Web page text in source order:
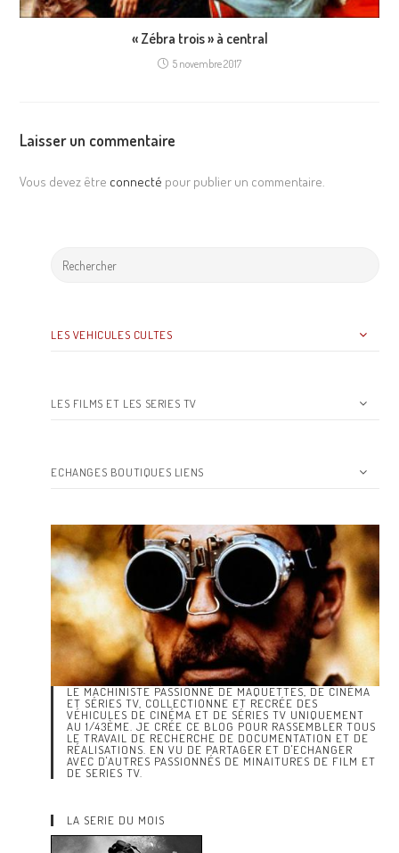
« Zébra trois » à central
5 novembre 2017
Laisser un commentaire
Vous devez être connecté pour publier un commentaire.
LES VEHICULES CULTES
LES FILMS ET LES SERIES TV
ECHANGES BOUTIQUES LIENS
LE MACHINISTE PASSIONNÉ DE MAQUETTES, DE CINÉMA
ET SÉRIES TV, COLLECTIONNE ET RECRÉE DES
VÉHICULES DE CINÉMA ET DE SÉRIES TV UNIQUEMENT
AU 1/43ÈME. JE CRÉE CE BLOG POUR RASSEMBLER TOUS
LE TRAVAIL DE RECHERCHE DE DOCUMENTATION ET DE
RÉALISATIONS. EN VU DE PARTAGER ET D'ECHANGER
AVEC D'AUTRES PASSIONNÉS DE MINAITURES DE FILM ET
DE SERIES TV.
LA SERIE DU MOIS